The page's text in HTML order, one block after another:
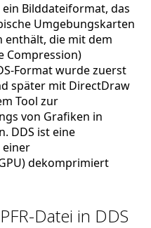
Bilddateiformat, das
Umgebungskarten
enthält, die mit dem
Compression)
Format wurde zuerst
später mit DirectDraw
Tool zur
von Grafiken in
DDS ist eine
einer
dekomprimiert
Datei in DDS